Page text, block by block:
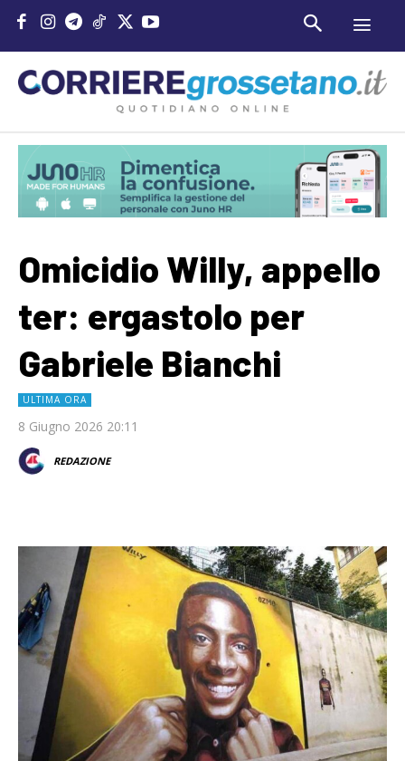
Omicidio Willy, appello
ter: ergastolo per
Gabriele Bianchi
ULTIMA ORA
8 Giugno 2026 20:11
REDAZIONE